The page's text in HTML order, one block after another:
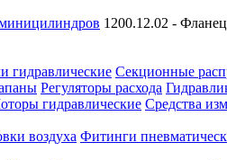
1200.12.02 - Фланец
гидравлические Секционные
Регуляторы расхода
гидравлические Средства
воздуха Фитинги